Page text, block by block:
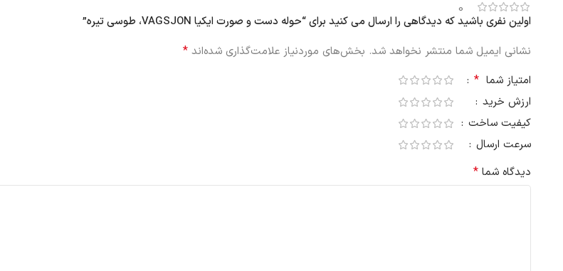
0
اولین نفری باشید که دیدگاهی را ارسال می کنید برای “حوله دست و صورت ایکیا VAGSJON، طوسی تیره”
نشانی ایمیل شما منتشر نخواهد شد. بخش‌های موردنیاز علامت‌گذاری شده‌اند *
امتیاز شما *
ارزش خرید
کیفیت ساخت
سرعت ارسال
دیدگاه شما *